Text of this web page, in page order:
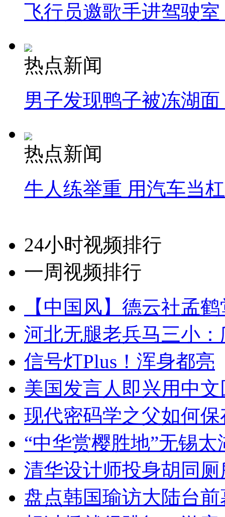
飞行员邀歌手进驾驶
热点新闻
男子发现鸭子被冻湖
热点新闻
牛人练举重 用汽车当
24小时视频排行
一周视频排行
【中国风】德云社孟
河北无腿老兵马三小
信号灯Plus！浑身都亮
美国发言人即兴用中
现代密码学之父如何
“中华赏樱胜地”无锡
清华设计师投身胡同
盘点韩国瑜访大陆台